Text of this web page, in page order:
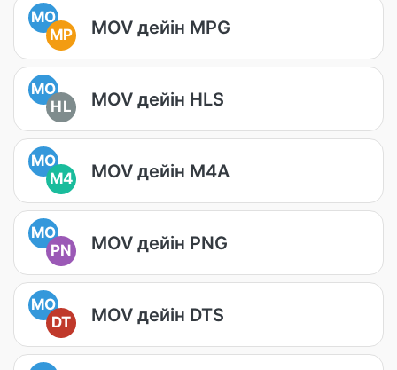
MO
MP
MOV дейін MPG
MO
HL
MOV дейін HLS
MO
M4
MOV дейін M4A
MO
PN
MOV дейін PNG
MO
DT
MOV дейін DTS